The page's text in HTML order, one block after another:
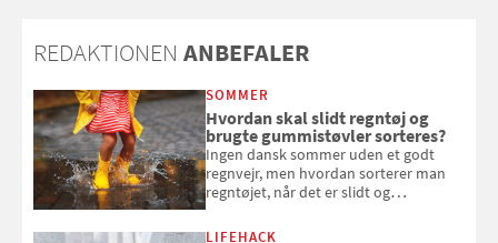
REDAKTIONEN ANBEFALER
SOMMER
Hvordan skal slidt regntøj og
brugte gummistøvler sorteres?
Ingen dansk sommer uden et godt
regnvejr, men hvordan sorterer man
regntøjet, når det er slidt og
LIFEHACK